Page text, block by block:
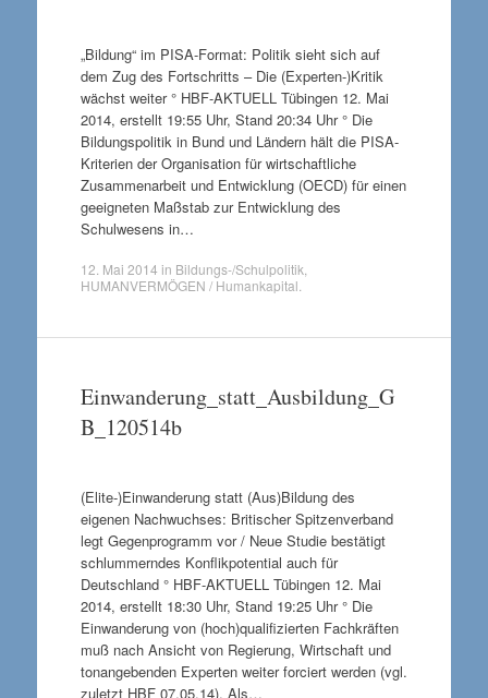
„Bildung“ im PISA-Format: Politik sieht sich auf
dem Zug des Fortschritts – Die (Experten-)Kritik
wächst weiter ° HBF-AKTUELL Tübingen 12. Mai
2014, erstellt 19:55 Uhr, Stand 20:34 Uhr ° Die
Bildungspolitik in Bund und Ländern hält die PISA-
Kriterien der Organisation für wirtschaftliche
Zusammenarbeit und Entwicklung (OECD) für einen
geeigneten Maßstab zur Entwicklung des
Schulwesens in…
12. Mai 2014 in Bildungs-/Schulpolitik
HUMANVERMÖGEN / Humankapital
Einwanderung_statt_Ausbildung_G
B_120514b
(Elite-)Einwanderung statt (Aus)Bildung des
eigenen Nachwuchses: Britischer Spitzenverband
legt Gegenprogramm vor / Neue Studie bestätigt
schlummerndes Konflikpotential auch für
Deutschland ° HBF-AKTUELL Tübingen 12. Mai
2014, erstellt 18:30 Uhr, Stand 19:25 Uhr ° Die
Einwanderung von (hoch)qualifizierten Fachkräften
muß nach Ansicht von Regierung, Wirtschaft und
tonangebenden Experten weiter forciert werden (vgl.
zuletzt HBF 07.05.14). Als…